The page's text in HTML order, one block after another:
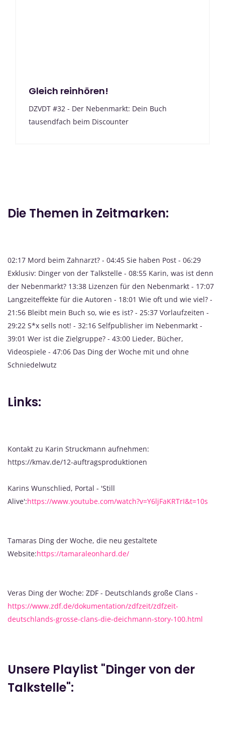
Gleich reinhören!
DZVDT #32 - Der Nebenmarkt: Dein Buch
tausendfach beim Discounter
Die Themen in Zeitmarken:
02:17 Mord beim Zahnarzt? - 04:45 Sie haben Post - 06:29
Exklusiv: Dinger von der Talkstelle - 08:55 Karin, was ist denn
der Nebenmarkt? 13:38 Lizenzen für den Nebenmarkt - 17:07
Langzeiteffekte für die Autoren - 18:01 Wie oft und wie viel? -
21:56 Bleibt mein Buch so, wie es ist? - 25:37 Vorlaufzeiten -
29:22 S*x sells not! - 32:16 Selfpublisher im Nebenmarkt -
39:01 Wer ist die Zielgruppe? - 43:00 Lieder, Bücher,
Videospiele - 47:06 Das Ding der Woche mit und ohne
Schniedelwutz
Links:
Kontakt zu Karin Struckmann aufnehmen:
https://kmav.de/12-auftragsproduktionen
Karins Wunschlied, Portal - 'Still
Alive':https://www.youtube.com/watch?v=Y6ljFaKRTrI&t=10s
Tamaras Ding der Woche, die neu gestaltete
Website:https://tamaraleonhard.de/
Veras Ding der Woche: ZDF - Deutschlands große Clans -
https://www.zdf.de/dokumentation/zdfzeit/zdfzeit-
deutschlands-grosse-clans-die-deichmann-story-100.html
Unsere Playlist "Dinger von der
Talkstelle":